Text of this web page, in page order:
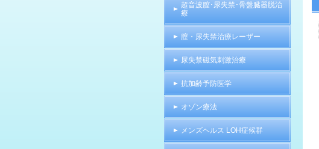
超音波膣･尿失禁･骨盤臓器脱治
療
膣・尿失禁治療レーザー
尿失禁磁気刺激治療
抗加齢予防医学
オゾン療法
メンズヘルス LOH症候群